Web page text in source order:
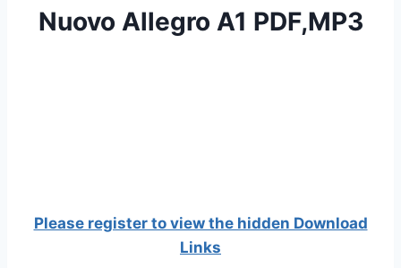
Nuovo Allegro A1 PDF,MP3
Please register to view the hidden Download
Links